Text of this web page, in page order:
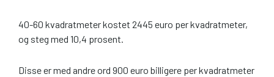
40-60 kvadratmeter kostet 2445 euro per kvadratmeter,
og steg med 10,4 prosent.
Disse er med andre ord 900 euro billigere per kvadratmeter